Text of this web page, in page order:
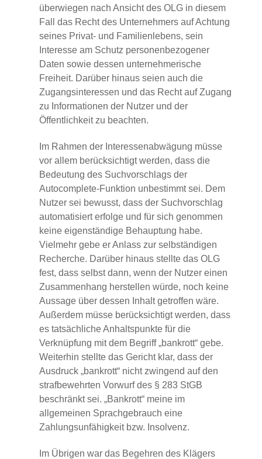
überwiegen nach Ansicht des OLG in diesem
Fall das Recht des Unternehmers auf Achtung
seines Privat- und Familienlebens, sein
Interesse am Schutz personenbezogener
Daten sowie dessen unternehmerische
Freiheit. Darüber hinaus seien auch die
Zugangsinteressen und das Recht auf Zugang
zu Informationen der Nutzer und der
Öffentlichkeit zu beachten.
Im Rahmen der Interessenabwägung müsse
vor allem berücksichtigt werden, dass die
Bedeutung des Suchvorschlags der
Autocomplete-Funktion unbestimmt sei. Dem
Nutzer sei bewusst, dass der Suchvorschlag
automatisiert erfolge und für sich genommen
keine eigenständige Behauptung habe.
Vielmehr gebe er Anlass zur selbständigen
Recherche. Darüber hinaus stellte das OLG
fest, dass selbst dann, wenn der Nutzer einen
Zusammenhang herstellen würde, noch keine
Aussage über dessen Inhalt getroffen wäre.
Außerdem müsse berücksichtigt werden, dass
es tatsächliche Anhaltspunkte für die
Verknüpfung mit dem Begriff „bankrott“ gebe.
Weiterhin stellte das Gericht klar, dass der
Ausdruck „bankrott“ nicht zwingend auf den
strafbewehrten Vorwurf des § 283 StGB
beschränkt sei. „Bankrott“ meine im
allgemeinen Sprachgebrauch eine
Zahlungsunfähigkeit bzw. Insolvenz.
Im Übrigen war das Begehren des Klägers